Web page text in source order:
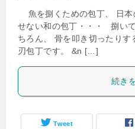
魚を捌くための包丁、 日本
せない和の包丁・・・ 捌い
ちろん、 骨を叩き切ったりす
刃包丁です。 &n […]
続き
Tweet